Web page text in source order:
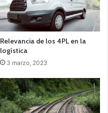
Relevancia de los 4PL en la
logística
3 marzo, 2023